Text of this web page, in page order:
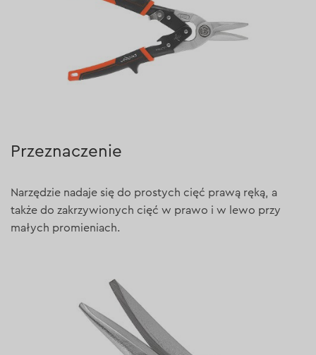
Przeznaczenie
Narzędzie nadaje się do prostych cięć prawą ręką, a
także do zakrzywionych cięć w prawo i w lewo przy
małych promieniach.